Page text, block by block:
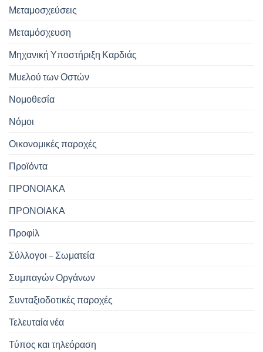
Μεταμοσχεύσεις
Μεταμόσχευση
Μηχανική Υποστήριξη Καρδιάς
Μυελού των Οστών
Νομοθεσία
Νόμοι
Οικονομικές παροχές
Προϊόντα
ΠΡΟΝΟΙΑΚΑ
ΠΡΟΝΟΙΑΚΑ
Προφίλ
Σύλλογοι – Σωματεία
Συμπαγών Οργάνων
Συνταξιοδοτικές παροχές
Τελευταία νέα
Τύπος και τηλεόραση